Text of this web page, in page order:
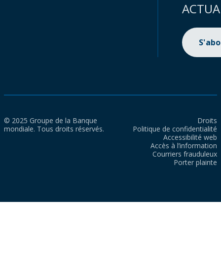
© 2025 Groupe de la Banque
mondiale. Tous droits réservés.
Droits
Politique de confidentialité
Accessibilité web
Accès à l’information
Courriers frauduleux
Porter plainte